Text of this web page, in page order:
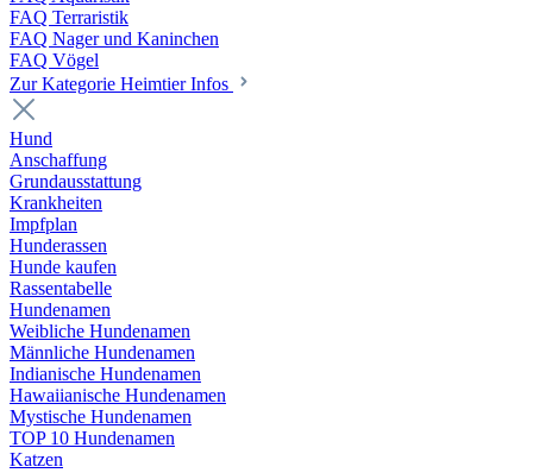
FAQ Terraristik
FAQ Nager und Kaninchen
FAQ Vögel
Zur Kategorie Heimtier Infos
Hund
Anschaffung
Grundausstattung
Krankheiten
Impfplan
Hunderassen
Hunde kaufen
Rassentabelle
Hundenamen
Weibliche Hundenamen
Männliche Hundenamen
Indianische Hundenamen
Hawaiianische Hundenamen
Mystische Hundenamen
TOP 10 Hundenamen
Katzen